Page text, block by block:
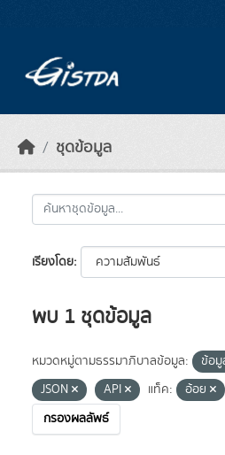
ชุดข้อมูล
เรียงโดย
พบ 1 ชุดข้อมูล
หมวดหมู่ตามธรรมาภิบาลข้อมูล: ข้อ
JSON
API แท็ค:
อ้อย
กรองผลลัพธ์